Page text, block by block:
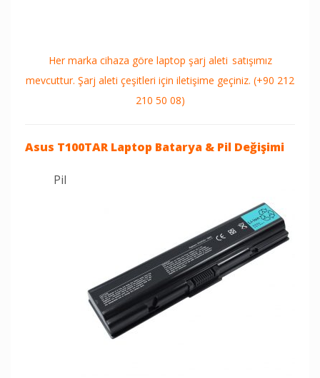
Her marka cihaza göre laptop şarj aleti satışımız
mevcuttur. Şarj aleti çeşitleri için iletişime geçiniz. (+90 212
210 50 08)
Asus T100TAR Laptop Batarya & Pil Değişimi
Pil